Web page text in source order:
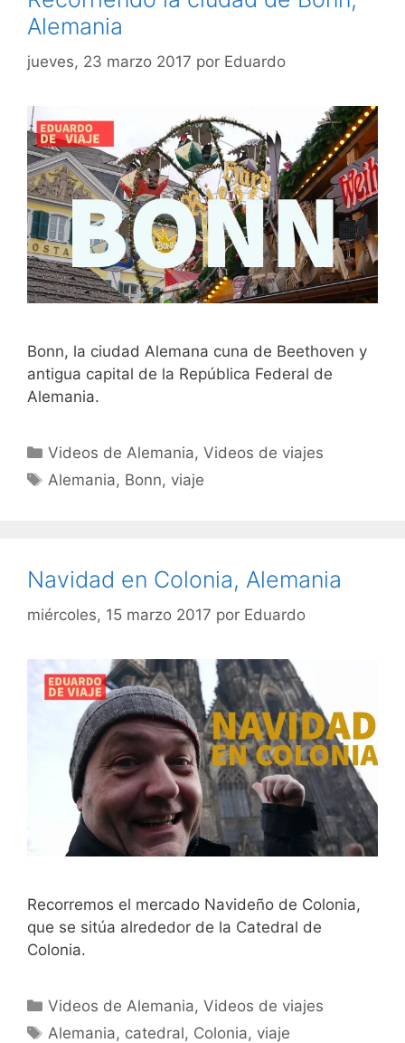
Alemania
jueves, 23 marzo 2017 por Eduardo
Bonn, la ciudad Alemana cuna de Beethoven y
antigua capital de la República Federal de
Alemania.
Categorías
Videos de Alemania,Videos de viajes
Etiquetas
Alemania, Bonn, viaje
Navidad en Colonia, Alemania
miércoles, 15 marzo 2017 por Eduardo
Recorremos el mercado Navideño de Colonia,
que se sitúa alrededor de la Catedral de
Colonia.
Categorías
Videos de Alemania,Videos de viajes
Etiquetas
Alemania, catedral, Colonia, viaje